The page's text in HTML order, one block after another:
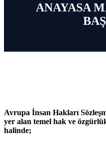
ANAYASA
Avrupa İnsan Hakları
yer alan temel hak ve
halinde;